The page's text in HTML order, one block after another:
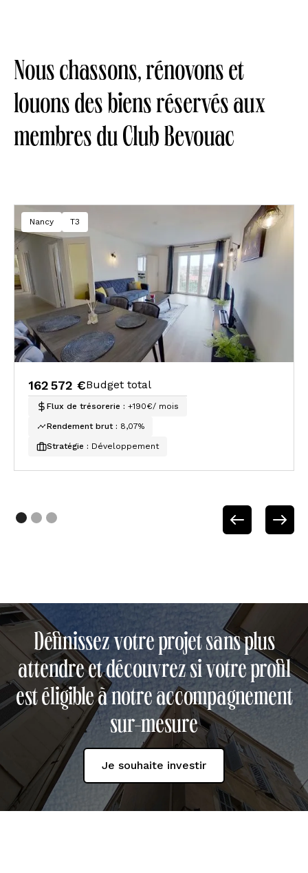
Nous chassons, rénovons et
louons des biens réservés aux
membres du Club Bevouac
Nancy T3
162 572 €Budget total
Flux de trésorerie : +190€/ mois
Rendement brut : 8,07%
Stratégie : Développement
Définissez votre projet sans plus
attendre et découvrez si votre profil
est éligible à notre accompagnement
sur-mesure
Je souhaite investir